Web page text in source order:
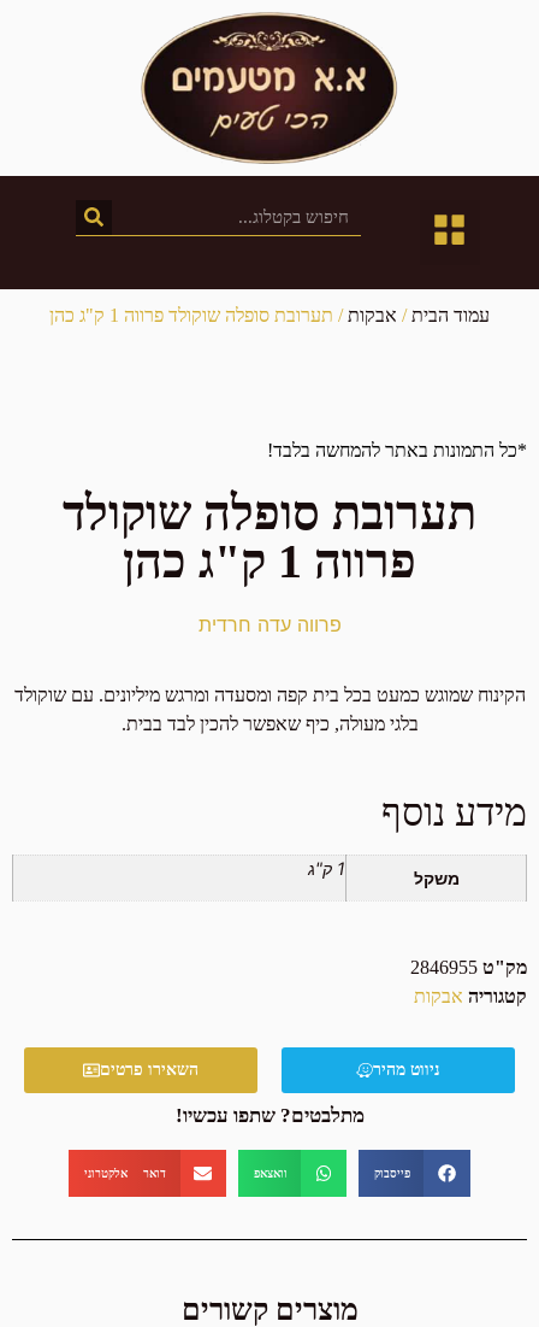
עמוד הבית/ אבקות/ תערובת סופלה שוקולד פרווה 1 ק"ג כהן
*כל התמונות באתר להמחשה בלבד!
תערובת סופלה שוקולד
פרווה 1 ק"ג כהן
פרווה עדה חרדית
הקינוח שמוגש כמעט בכל בית קפה ומסעדה ומרגש מיליונים. עם שוקולד
בלגי מעולה, כיף שאפשר להכין לבד בבית.
מידע נוסף
משקל 1 ק"ג
מק"ט 2846955
קטגוריה אבקות
ניווט מהיר השאירו פרטים
מתלבטים? שתפו עכשיו!
פייסבוק וואצאפ דואר אלקטרוני
מוצרים קשורים